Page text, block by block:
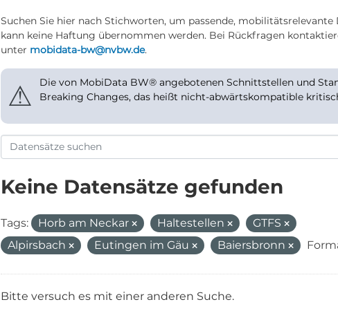
Suchen Sie hier nach Stichworten, um passende,
kann keine Haftung übernommen werden. Bei Rückfragen
unter mobidata-bw@nvbw.de.
⚠
Die von MobiData BW® angebotenen Schnittstellen und
Breaking Changes, das heißt nicht-abwärtskompatible
Keine Datensätze gefunden
Tags: Horb am Neckar Haltestellen
GTFS
Alpirsbach
Eutingen im Gäu Baiersbronn
Bitte versuch es mit einer anderen Suche.